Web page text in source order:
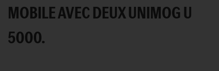
MOBILE AVEC DEUX UNIMOG U
5000.